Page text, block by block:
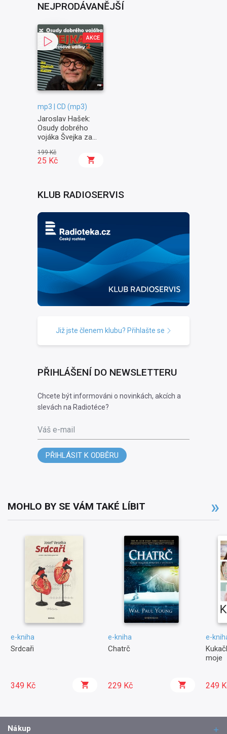
NEJPRODÁVANĚJŠÍ
AKCE
mp3 | CD (mp3)
Jaroslav Hašek:
Osudy dobrého
vojáka Švejka za
Na frontě
199 Kč
25 Kč
KLUB RADIOSERVIS
Již jste členem klubu? Přihlašte se
PŘIHLÁŠENÍ DO NEWSLETTERU
Chcete být informováni o novinkách, akcích a
slevách na Radiotéce?
Váš e-mail
PŘIHLÁSIT K ODBĚRU
MOHLO BY SE VÁM TAKÉ LÍBIT
e-kniha
Srdcaři
349 Kč
e-kniha
Chatrč
229 Kč
e-
moje
249
Nákup